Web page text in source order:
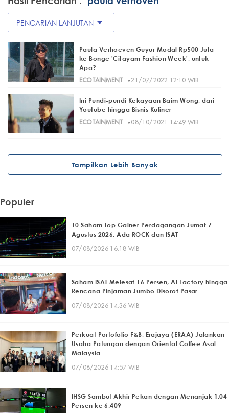
PENCARIAN LANJUTAN arrow_drop_down
Paula Verhoeven Guyur Modal Rp500 Juta
ke Bonge 'Citayam Fashion Week', untuk
Apa?
ECOTAINMENT
· 21/07/2022 12:10 WIB
Ini Pundi-pundi Kekayaan Baim Wong, dari
Youtube hingga Bisnis Kuliner
ECOTAINMENT
· 08/10/2021 14:49 WIB
Tampilkan Lebih Banyak
Populer
10 Saham Top Gainer Perdagangan Jumat 7
Agustus 2026, Ada ROCK dan ISAT
07/08/2026 16:18 WIB
Saham ISAT Melesat 16 Persen, AI Factory hingga
Rencana Pinjaman Jumbo Disorot Pasar
07/08/2026 14:36 WIB
Perkuat Portofolio F&B, Erajaya (ERAA) Jalankan
Usaha Patungan dengan Oriental Coffee Asal
Malaysia
07/08/2026 14:57 WIB
IHSG Sambut Akhir Pekan dengan Menanjak 1,04
Persen ke 6.409